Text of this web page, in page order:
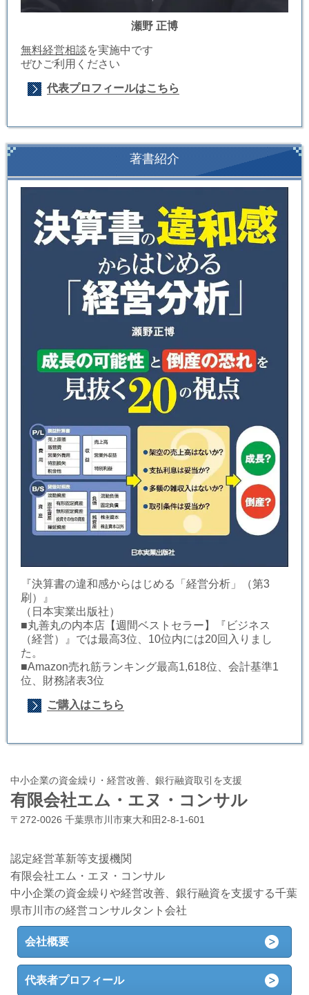
瀬野 正博
無料経営相談を実施中です
ぜひご利用ください
代表プロフィールはこちら
著書紹介
『決算書の違和感からはじめる「経営分析」（第3
刷）』
（日本実業出版社）
■丸善丸の内本店【週間ベストセラー】『ビジネス
（経営）』では最高3位、10位内には20回入りまし
た。
■Amazon売れ筋ランキング最高1,618位、会計基準1
位、財務諸表3位
ご購入はこちら
中小企業の資金繰り・経営改善、銀行融資取引を支援
有限会社エム・エヌ・コンサル
〒272-0026 千葉県市川市東大和田2-8-1-601
認定経営革新等支援機関
有限会社エム・エヌ・コンサル
中小企業の資金繰りや経営改善、銀行融資を支援する千葉
県市川市の経営コンサルタント会社
会社概要
代表者プロフィール